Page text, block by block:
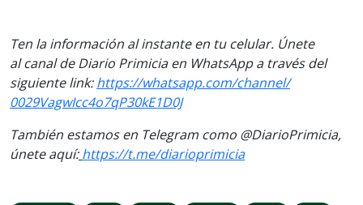
Ten la información al instante en tu celular. Únete
alcanalde Diario Primicia en WhatsApp a través del
siguiente link:https://whatsapp.com/channel/
0029VagwIcc4o7qP30kE1D0J
También estamos en Telegram como @DiarioPrimicia,
únete aquí: https://t.me/diarioprimicia